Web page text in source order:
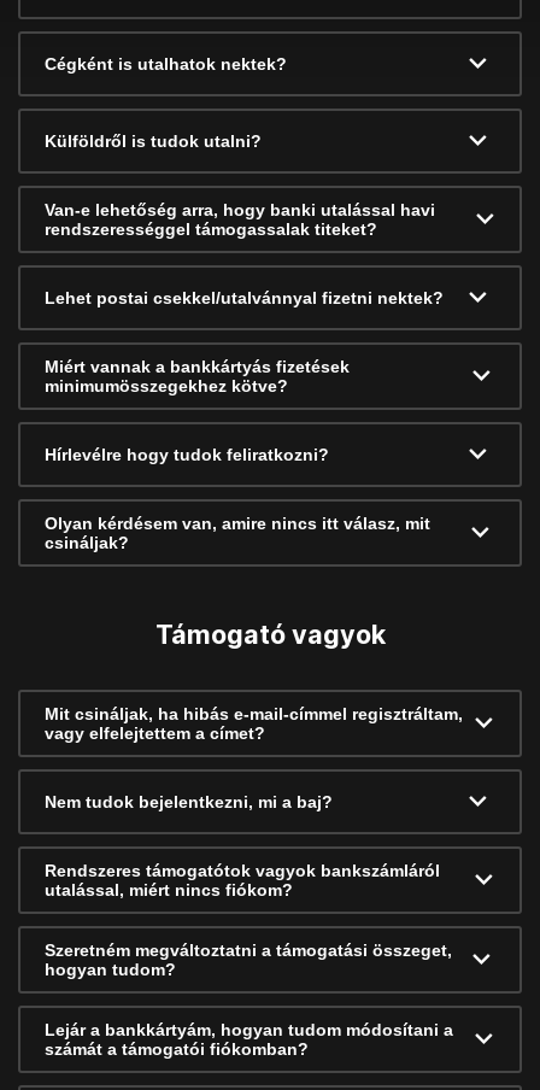
Cégként is utalhatok nektek?
Külföldről is tudok utalni?
Van-e lehetőség arra, hogy banki utalással havi
rendszerességgel támogassalak titeket?
Lehet postai csekkel/utalvánnyal fizetni nektek?
Miért vannak a bankkártyás fizetések
minimumösszegekhez kötve?
Hírlevélre hogy tudok feliratkozni?
Olyan kérdésem van, amire nincs itt válasz, mit
csináljak?
Támogató vagyok
Mit csináljak, ha hibás e-mail-címmel regisztráltam,
vagy elfelejtettem a címet?
Nem tudok bejelentkezni, mi a baj?
Rendszeres támogatótok vagyok bankszámláról
utalással, miért nincs fiókom?
Szeretném megváltoztatni a támogatási összeget,
hogyan tudom?
Lejár a bankkártyám, hogyan tudom módosítani a
számát a támogatói fiókomban?